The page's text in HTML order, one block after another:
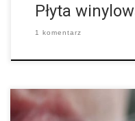
Płyta
1 komentarz